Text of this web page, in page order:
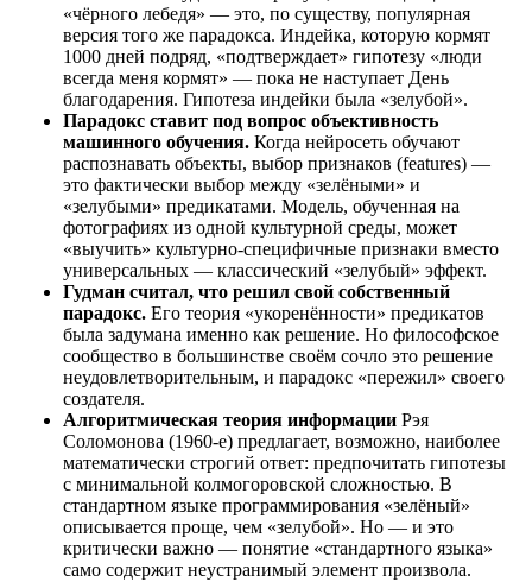
«чёрного лебедя» — это, по существу, популярная
версия того же парадокса. Индейка, которую кормят
1000 дней подряд, «подтверждает» гипотезу «люди
всегда меня кормят» — пока не наступает День
благодарения. Гипотеза индейки была «зелубой».
Парадокс ставит под вопрос объективность
машинного обучения. Когда нейросеть обучают
распознавать объекты, выбор признаков (features) —
это фактически выбор между «зелёными» и
«зелубыми» предикатами. Модель, обученная на
фотографиях из одной культурной среды, может
«выучить» культурно-специфичные признаки вместо
универсальных — классический «зелубый» эффект.
Гудман считал, что решил свой собственный
парадокс. Его теория «укоренённости» предикатов
была задумана именно как решение. Но философское
сообщество в большинстве своём сочло это решение
неудовлетворительным, и парадокс «пережил» своего
создателя.
Алгоритмическая теория информации Рэя
Соломонова (1960-е) предлагает, возможно, наиболее
математически строгий ответ: предпочитать гипотезы
с минимальной колмогоровской сложностью. В
стандартном языке программирования «зелёный»
описывается проще, чем «зелубой». Но — и это
критически важно — понятие «стандартного языка»
само содержит неустранимый элемент произвола.